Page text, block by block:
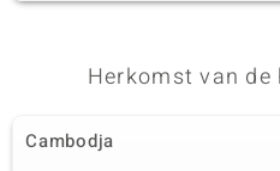
Herkomst van
Cambodja